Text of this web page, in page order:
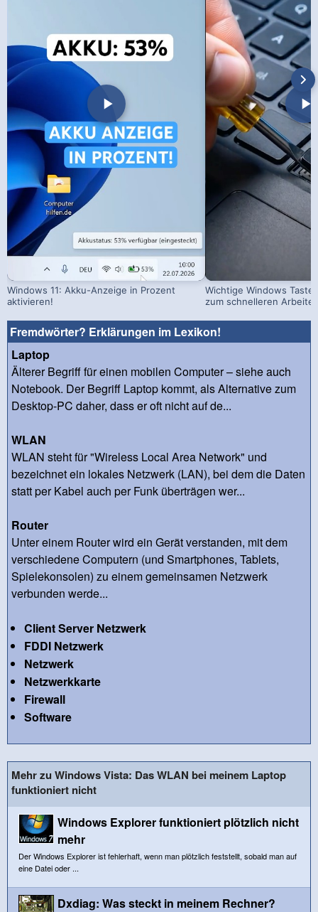
Windows 11: Akku-Anzeige in Prozent
aktivieren!
Wichtige Windows
zum schnelleren
Fremdwörter? Erklärungen im Lexikon!
Laptop
Älterer Begriff für einen mobilen Computer – siehe auch
Notebook. Der Begriff Laptop kommt, als Alternative zum
Desktop-PC daher, dass er oft nicht auf de...
WLAN
WLAN steht für "Wireless Local Area Network" und
bezeichnet ein lokales Netzwerk (LAN), bei dem die Daten
statt per Kabel auch per Funk überträgen wer...
Router
Unter einem Router wird ein Gerät verstanden, mit dem
verschiedene Computern (und Smartphones, Tablets,
Spielekonsolen) zu einem gemeinsamen Netzwerk
verbunden werde...
Client Server Netzwerk
FDDI Netzwerk
Netzwerk
Netzwerkkarte
Firewall
Software
Mehr zu Windows Vista: Das WLAN bei meinem Laptop
funktioniert nicht
Windows Explorer funktioniert plötzlich nicht
mehr
Der Windows Explorer ist fehlerhaft, wenn man plötzlich feststellt, sobald man auf
eine Datei oder ...
Dxdiag: Was steckt in meinem Rechner?